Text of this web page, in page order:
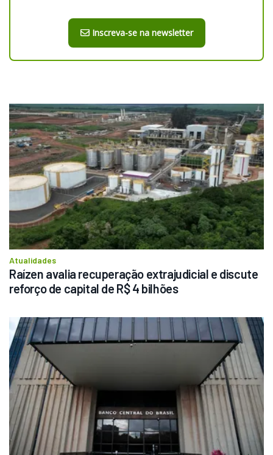
Inscreva-se na newsletter
Atualidades
Raízen avalia recuperação extrajudicial e discute
reforço de capital de R$ 4 bilhões